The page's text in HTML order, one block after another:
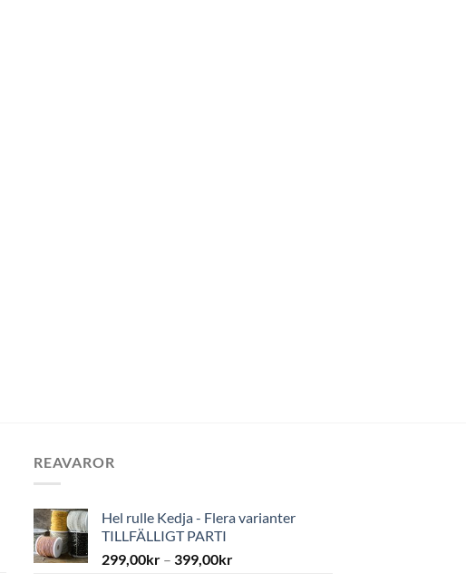
REAVAROR
Hel rulle Kedja - Flera varianter
TILLFÄLLIGT PARTI
299,00kr – 399,00kr